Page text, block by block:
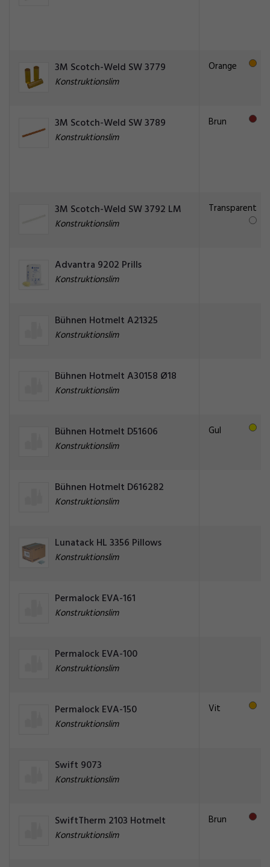
3M Scotch-Weld SW 3779
Konstruktionslim
Orange
3M Scotch-Weld SW 3789
Konstruktionslim
Brun
3M Scotch-Weld SW 3792 LM
Konstruktionslim
Transparent
Advantra 9202 Prills
Konstruktionslim
Bühnen Hotmelt A21325
Konstruktionslim
Bühnen Hotmelt A30158 Ø18
Konstruktionslim
Bühnen Hotmelt D51606
Konstruktionslim
Gul
Bühnen Hotmelt D616282
Konstruktionslim
Lunatack HL 3356 Pillows
Konstruktionslim
Permalock EVA-161
Konstruktionslim
Permalock EVA-100
Konstruktionslim
Permalock EVA-150
Konstruktionslim
Vit
Swift 9073
Konstruktionslim
SwiftTherm 2103 Hotmelt
Konstruktionslim
Brun